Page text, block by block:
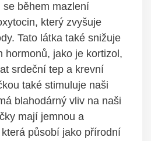
během mazlení
který zvyšuje
Tato látka také snižuje
hormonů, jako je kortizol,
srdeční tep a krevní
také stimuluje naši
blahodárný vliv na naši
mají jemnou a
působí jako přírodní